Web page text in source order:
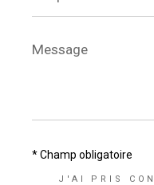
Message
*
J'AI PRIS
* Champ obligatoire